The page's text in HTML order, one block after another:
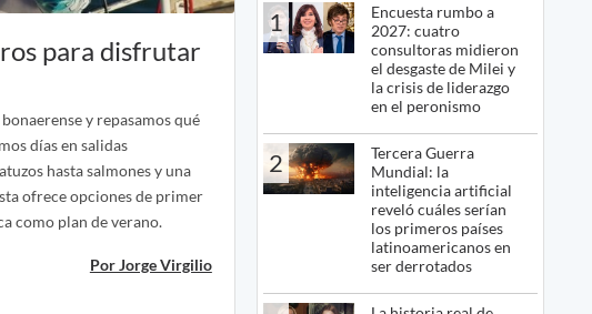
para disfrutar
y repasamos qué
días en salidas
hasta salmones y una
ofrece opciones de primer
como plan de verano.
Por Jorge Virgilio
1
Encuesta rumbo a
2027: cuatro
consultoras midieron
el desgaste de Milei y
la crisis de liderazgo
en el peronismo
2
Tercera Guerra
Mundial: la
inteligencia artificial
reveló cuáles serían
los primeros países
latinoamericanos en
ser derrotados